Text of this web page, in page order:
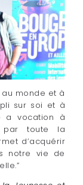
au monde et à
sur soi et à
a vocation à
par toute la
d’acquérir
notre vie de